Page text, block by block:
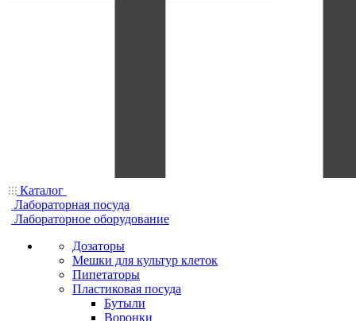
Каталог
Лабораторная посуда
Лабораторное оборудование
Дозаторы
Мешки для культур клеток
Пипетаторы
Пластиковая посуда
Бутыли
Воронки